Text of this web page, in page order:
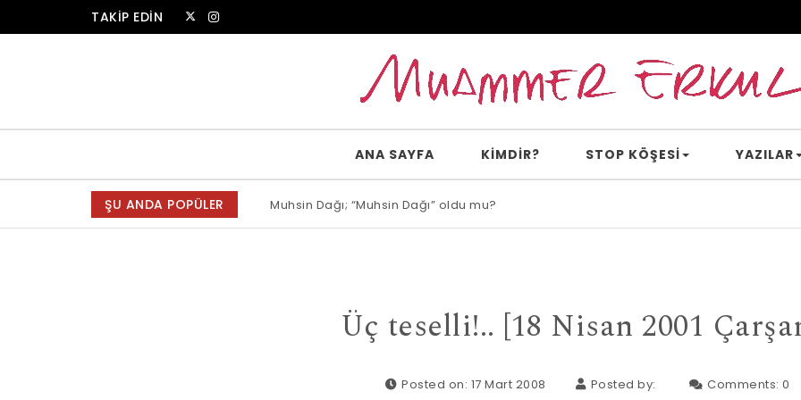
Skip to contentTAKİP EDİN
ANA SAYFA KİMDİR? STOP KÖŞESI YAZILAR
ŞU ANDA POPÜLER Muhsin Dağı; “Muhsin Dağı” oldu mu?
Allah bir, dese sözüne inanır mısın?
Üç teselli!.. [18 Nisan 2001
Posted on: 17 Mart 2008 Posted by: Comments: 0